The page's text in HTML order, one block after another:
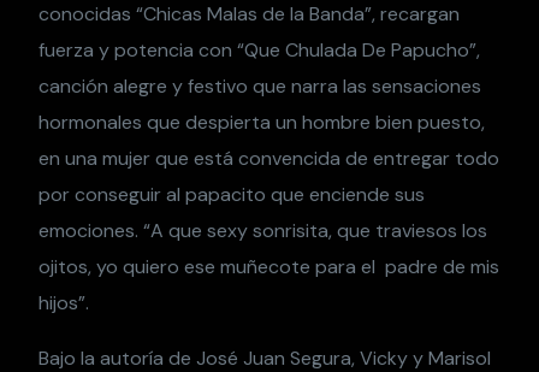
conocidas “Chicas Malas de la Banda”, recargan
fuerza y potencia con “Que Chulada De Papucho”,
canción alegre y festivo que narra las sensaciones
hormonales que despierta un hombre bien puesto,
en una mujer que está convencida de entregar todo
por conseguir al papacito que enciende sus
emociones. “A que sexy sonrisita, que traviesos los
ojitos, yo quiero ese muñecote para el padre de mis
hijos”.
Bajo la autoría de José Juan Segura, Vicky y Marisol